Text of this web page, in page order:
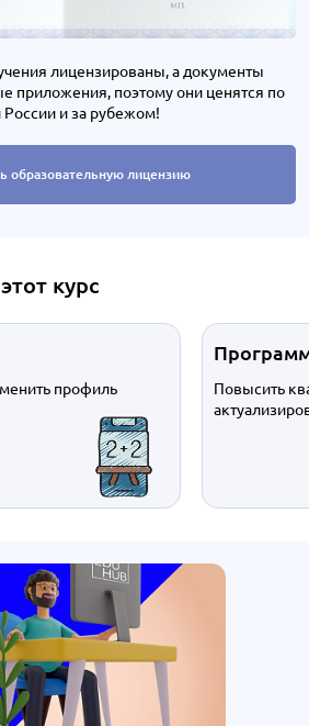
лицензированы, а документы
приложения, поэтому они ценятся по
России и за рубежом!
образовательную лицензию
курс
профиль
Повысить